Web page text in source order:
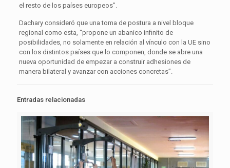
el resto de los países europeos”.
Dachary consideró que una toma de postura a nivel bloque
regional como esta, “propone un abanico infinito de
posibilidades, no solamente en relación al vínculo con la UE sino
con los distintos países que lo componen, donde se abre una
nueva oportunidad de empezar a construir adhesiones de
manera bilateral y avanzar con acciones concretas”.
Entradas relacionadas